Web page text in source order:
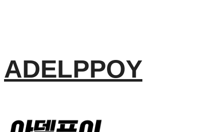
ADELPPOY